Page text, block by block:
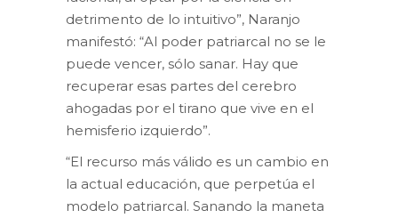
detrimento de lo intuitivo”, Naranjo
manifestó: “Al poder patriarcal no se le
puede vencer, sólo sanar. Hay que
recuperar esas partes del cerebro
ahogadas por el tirano que vive en el
hemisferio izquierdo”.
“El recurso más válido es un cambio en
la actual educación, que perpetúa el
modelo patriarcal. Sanando la maneta